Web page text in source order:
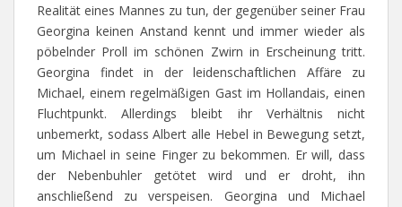
Realität eines Mannes zu tun, der gegenüber seiner Frau
Georgina keinen Anstand kennt und immer wieder als
pöbelnder Proll im schönen Zwirn in Erscheinung tritt.
Georgina findet in der leidenschaftlichen Affäre zu
Michael, einem regelmäßigen Gast im Hollandais, einen
Fluchtpunkt. Allerdings bleibt ihr Verhältnis nicht
unbemerkt, sodass Albert alle Hebel in Bewegung setzt,
um Michael in seine Finger zu bekommen. Er will, dass
der Nebenbuhler getötet wird und er droht, ihn
anschließend zu verspeisen. Georgina und Michael